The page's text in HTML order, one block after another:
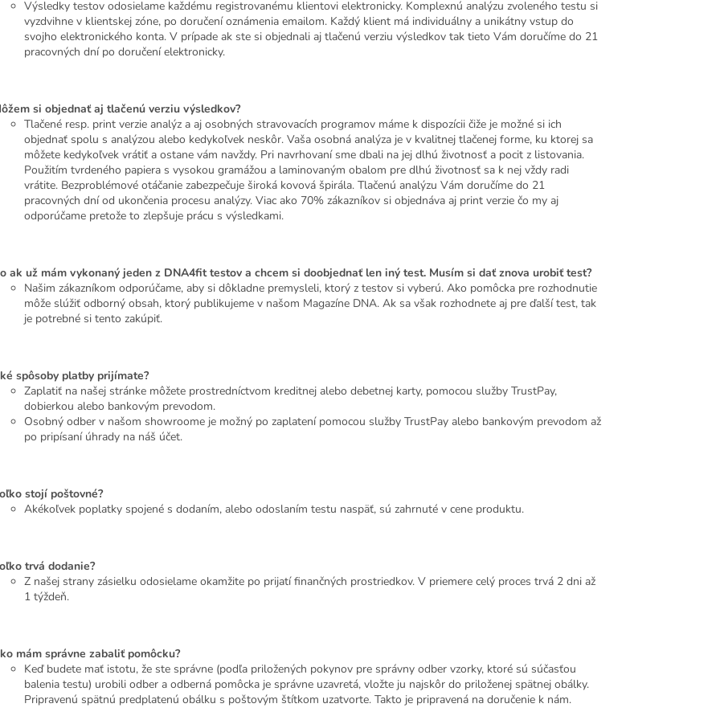
Výsledky testov odosielame každému registrovanému klientovi elektronicky. Komplexnú analýzu zvoleného testu si
vyzdvihne v klientskej zóne, po doručení oznámenia emailom. Každý klient má individuálny a unikátny vstup do
svojho elektronického konta. V prípade ak ste si objednali aj tlačenú verziu výsledkov tak tieto Vám doručíme do 21
pracovných dní po doručení elektronicky.
si objednať aj tlačenú verziu výsledkov?
Tlačené resp. print verzie analýz a aj osobných stravovacích programov máme k dispozícii čiže je možné si ich
objednať spolu s analýzou alebo kedykoľvek neskôr. Vaša osobná analýza je v kvalitnej tlačenej forme, ku ktorej sa
môžete kedykoľvek vrátiť a ostane vám navždy. Pri navrhovaní sme dbali na jej dlhú životnosť a pocit z listovania.
Použitím tvrdeného papiera s vysokou gramážou a laminovaným obalom pre dlhú životnosť sa k nej vždy radi
vrátite. Bezproblémové otáčanie zabezpečuje široká kovová špirála. Tlačenú analýzu Vám doručíme do 21
pracovných dní od ukončenia procesu analýzy. Viac ako 70% zákazníkov si objednáva aj print verzie čo my aj
odporúčame pretože to zlepšuje prácu s výsledkami.
ak už mám vykonaný jeden z DNA4fit testov a chcem si doobjednať len iný test. Musím si dať znova urobiť test?
Našim zákazníkom odporúčame, aby si dôkladne premysleli, ktorý z testov si vyberú. Ako pomôcka pre rozhodnutie
môže slúžiť odborný obsah, ktorý publikujeme v našom Magazíne DNA. Ak sa však rozhodnete aj pre ďalší test, tak
je potrebné si tento zakúpiť.
spôsoby platby prijímate?
Zaplatiť na našej stránke môžete prostredníctvom kreditnej alebo debetnej karty, pomocou služby TrustPay,
dobierkou alebo bankovým prevodom.
Osobný odber v našom showroome je možný po zaplatení pomocou služby TrustPay alebo bankovým prevodom až
po pripísaní úhrady na náš účet.
stojí poštovné?
Akékoľvek poplatky spojené s dodaním, alebo odoslaním testu naspäť, sú zahrnuté v cene produktu.
trvá dodanie?
Z našej strany zásielku odosielame okamžite po prijatí finančných prostriedkov. V priemere celý proces trvá 2 dni až
1 týždeň.
mám správne zabaliť pomôcku?
Keď budete mať istotu, že ste správne (podľa priložených pokynov pre správny odber vzorky, ktoré sú súčasťou
balenia testu) urobili odber a odberná pomôcka je správne uzavretá, vložte ju najskôr do priloženej spätnej obálky.
Pripravenú spätnú predplatenú obálku s poštovým štítkom uzatvorte. Takto je pripravená na doručenie k nám.